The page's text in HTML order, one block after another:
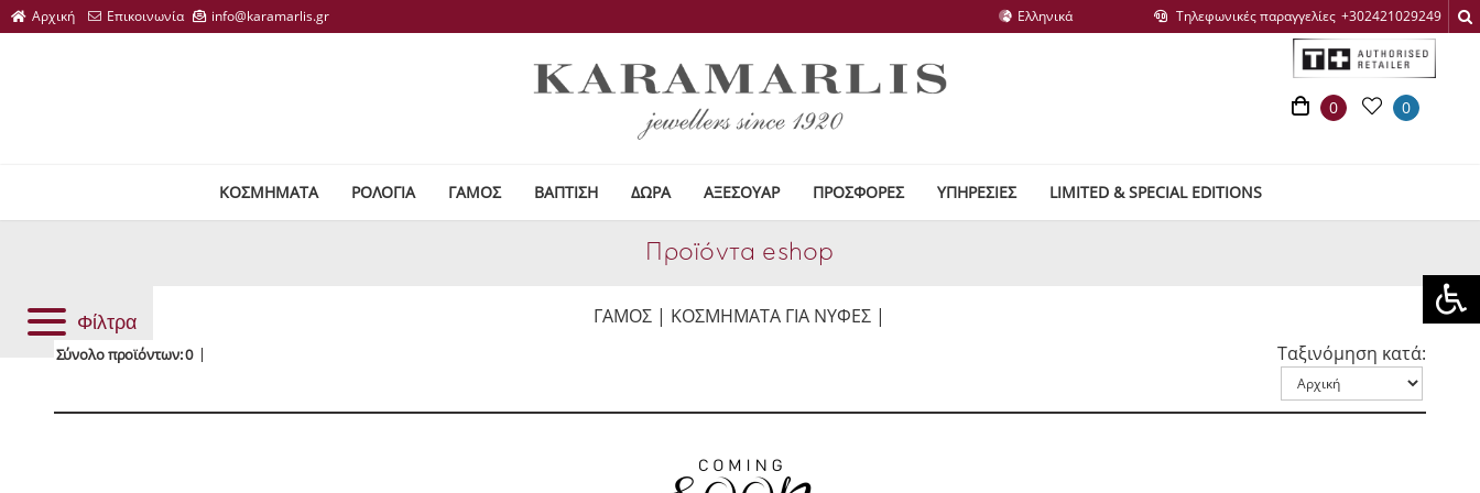
Τηλεφωνικές παραγγελίες
0 0
ΚΟΣΜΗΜΑΤΑ ΡΟΛΟΓΙΑ ΓΑΜΟΣ ΒΑΠΤΙΣΗ ΔΩΡΑ ΑΞΕΣΟΥΑΡ ΠΡΟΣΦΟΡΕΣ ΥΠΗΡΕΣΙΕΣ LIMITED & SPECIAL EDITIONS
Προϊόντα eshop
Φίλτρα ΓΑΜΟΣ | ΚΟΣΜΗΜΑΤΑ ΓΙΑ ΝΥΦΕΣ |
Σύνολο προϊόντων: 0 Ταξινόμηση κατά: